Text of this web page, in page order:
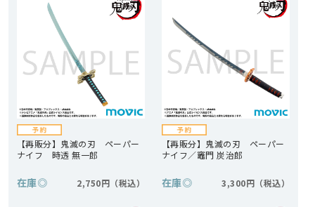
【再販分】鬼滅の刃 ペーパー
ナイフ 時透 無一郎
在庫◎ 2,750円
【再販分】鬼滅の刃 ペーパー
ナイフ／竈門 炭治郎
在庫◎ 3,300円